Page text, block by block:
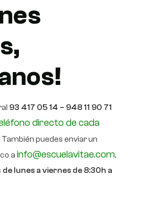
93 417 05 14 – 948 11 90 71
directo de cada
También puedes enviar un
a info@escuelavitae.com,
de lunes a viernes de 8:30h a